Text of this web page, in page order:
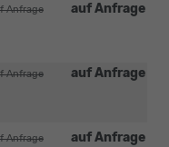
auf Anfrage
Anfrage
auf Anfrage
Anfrage
auf Anfrage
Anfrage